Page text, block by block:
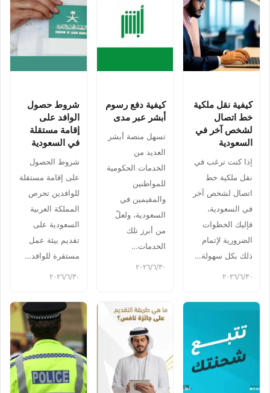
كيفية نقل ملكية
خط اتصال
لشخص آخر في
السعودية
إذا كنت ترغب في
نقل ملكية خط
اتصال لشخص آخر
في السعودية،
فإليك الخطوات
الضرورية لإتمام
ذلك بكل سهولة…
٣٠‏/٦‏/٢٠٢٦
كيفية دفع رسوم
أبشر عبر مدى
تسهل منصة أبشر
العديد من
الخدمات الحكومية
للمواطنين
والمقيمين في
السعودية، ولعلّ
من أبرز تلك
الخدمات…
٣٠‏/٦‏/٢٠٢٦
شروط حصول
الوافد على
إقامة مستقلة
في السعودية
شروط الحصول
على إقامة مستقلة
للوافدين تحرص
المملكة العربية
السعودية على
تقديم بيئة عمل
مستقرة للوافد…
٣٠‏/٦‏/٢٠٢٦